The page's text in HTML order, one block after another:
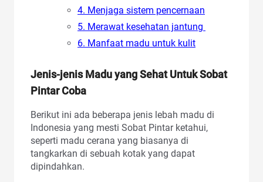
4. Menjaga sistem pencernaan
5. Merawat kesehatan jantung
6. Manfaat madu untuk kulit
Jenis-jenis Madu yang Sehat Untuk Sobat
Pintar Coba
Berikut ini ada beberapa jenis lebah madu di
Indonesia yang mesti Sobat Pintar ketahui,
seperti madu cerana yang biasanya di
tangkarkan di sebuah kotak yang dapat
dipindahkan.